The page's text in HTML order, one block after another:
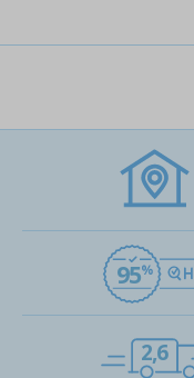
95
2,6